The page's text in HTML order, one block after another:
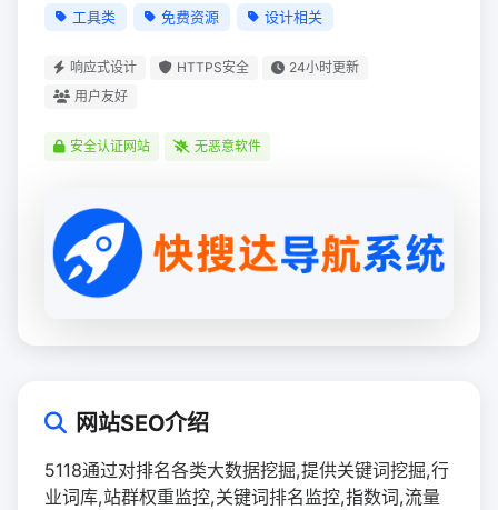
工具类 免费资源 设计相关
响应式设计 HTTPS安全
24小时更新
用户友好
安全认证网站 无恶意软件
网站SEO介绍
5118通过对排名各类大数据挖掘,提供关键词挖掘,行
业词库,站群权重监控,关键词排名监控,指数词,流量